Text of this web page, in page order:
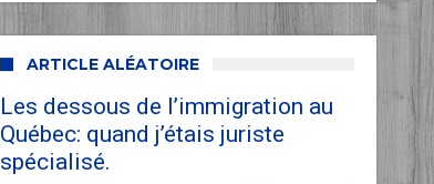
ARTICLE ALÉATOIRE
Les dessous de l’immigration au
Québec: quand j’étais juriste
spécialisé.